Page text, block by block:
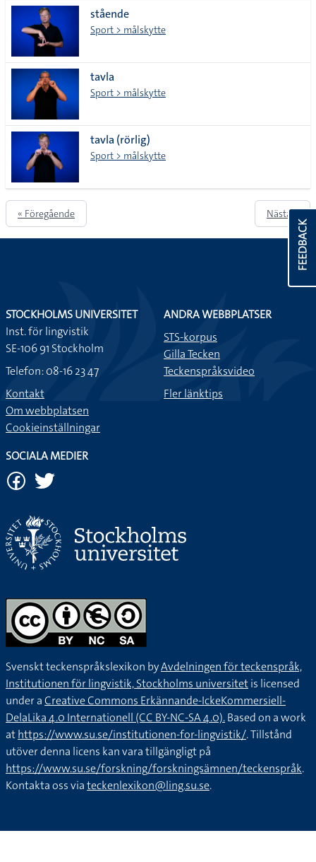
stående
Sport > målskytte
tavla
Sport > målskytte
tavla (rörlig)
Sport > målskytte
« Föregående Nästa »
FEEDBACK
STOCKHOLMS UNIVERSITET
Inst. för lingvistik
SE-106 91 Stockholm
Telefon: 08-16 23 47
Kontakt
Om webbplatsen
Cookieinställningar
ANDRA WEBBPLATSER
STS-korpus
Gilla Tecken
Teckenspråksvideo
Fler länktips
SOCIALA MEDIER
Svenskt teckenspråkslexikon byAvdelningen för teckenspråk,
Institutionen för lingvistik, Stockholms universitetis licensed
under aCreative Commons Erkännande-IckeKommersiell-
DelaLika 4.0 Internationell (CC BY-NC-SA 4.0).Based on a work
athttps://www.su.se/institutionen-for-lingvistik/. Tillstånd
utöver denna licens kan vara tillgängligt på
https://www.su.se/forskning/forskningsämnen/teckenspråk.
Kontakta oss viateckenlexikon@ling.su.se.